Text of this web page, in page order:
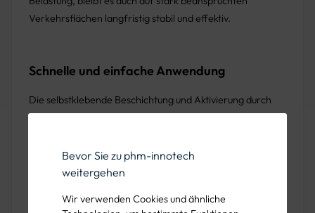
Bevor Sie zu phm-innotech
weitergehen
Wir verwenden Cookies und ähnliche
Verkehrsflächen langfristig stabil und effektiv.
Schnelle und einfache Anwendung
Die selbstklebende Beschichtung und Aktivierung durch
Aufbrennen ermöglichen eine einfache Handhabung
des Risses oder der Fuge wird das Band mit einem
Gasbrenner erhitzt, sodass es sich in den Riss hineinzieht